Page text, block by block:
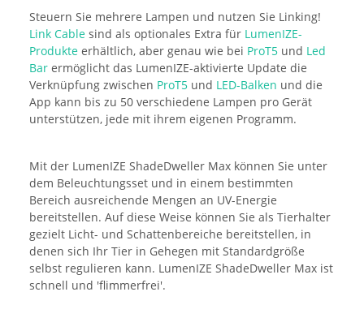
Steuern Sie mehrere Lampen und nutzen Sie Linking!
Link Cable sind als optionales Extra für LumenIZE-
Produkte erhältlich, aber genau wie bei ProT5 und Led
Bar ermöglicht das LumenIZE-aktivierte Update die
Verknüpfung zwischen ProT5 und LED-Balken und die
App kann bis zu 50 verschiedene Lampen pro Gerät
unterstützen, jede mit ihrem eigenen Programm.
Mit der LumenIZE ShadeDweller Max können Sie unter
dem Beleuchtungsset und in einem bestimmten
Bereich ausreichende Mengen an UV-Energie
bereitstellen. Auf diese Weise können Sie als Tierhalter
gezielt Licht- und Schattenbereiche bereitstellen, in
denen sich Ihr Tier in Gehegen mit Standardgröße
selbst regulieren kann. LumenIZE ShadeDweller Max ist
schnell und 'flimmerfrei'.